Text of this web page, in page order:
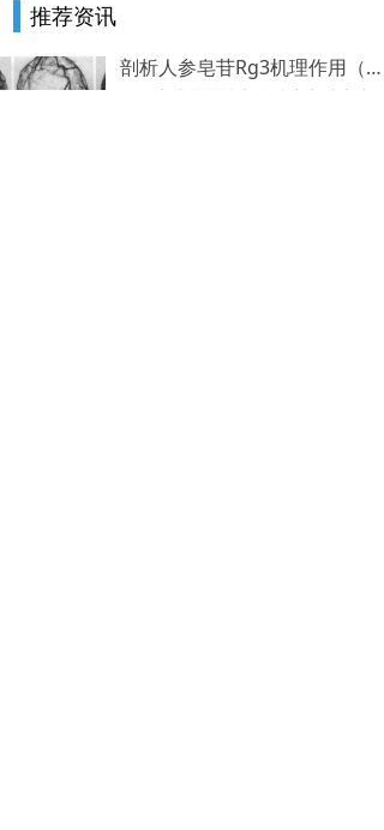
推荐资讯
剖析人参皂苷Rg3机理作用（一）：“抑制肿瘤新生血管”
血管生成是恶性实体肿瘤突破上皮